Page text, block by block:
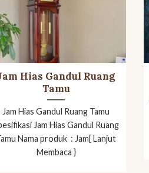
Hias Gandul Ruang
Tamu
Jam Hias Gandul Ruang Tamu
Jam Hias Gandul Ruang
Nama produk : Jam[ Lanjut
Membaca }